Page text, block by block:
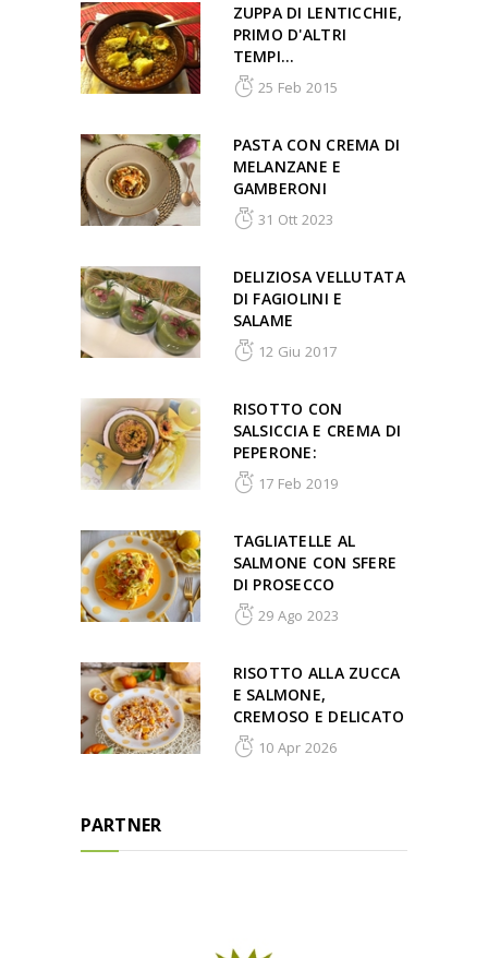
ZUPPA DI LENTICCHIE,
PRIMO D'ALTRI
TEMPI...
25 Feb 2015
PASTA CON CREMA DI
MELANZANE E
GAMBERONI
31 Ott 2023
DELIZIOSA VELLUTATA
DI FAGIOLINI E
SALAME
12 Giu 2017
RISOTTO CON
SALSICCIA E CREMA DI
PEPERONE:
17 Feb 2019
TAGLIATELLE AL
SALMONE CON SFERE
DI PROSECCO
29 Ago 2023
RISOTTO ALLA ZUCCA
E SALMONE,
CREMOSO E DELICATO
10 Apr 2026
PARTNER